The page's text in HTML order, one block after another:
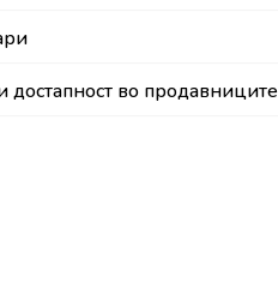
достапност во продавниците